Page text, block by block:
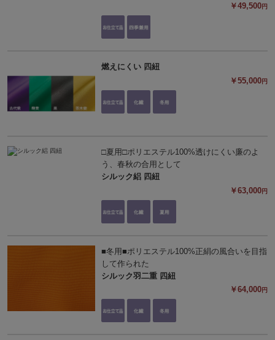
￥49,500円
燃えにくい 四紐
￥55,000円
□夏用□ポリエステル100%透けにくい廉のよ
う、春秋の合用として
シルック絽 四紐
￥63,000円
■冬用■ポリエステル100%正絹の風合いを目指
して作られた
シルック羽二重 四紐
￥64,000円